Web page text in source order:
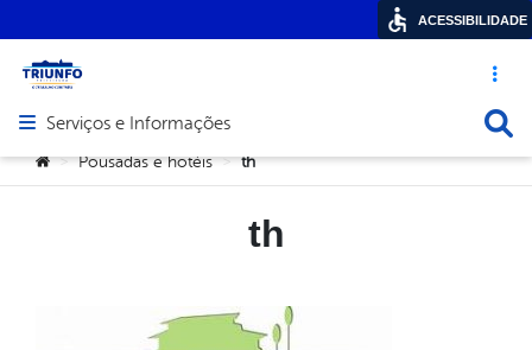
Acesso
Abrir menu principal de navegação
Serviços e Informações
Você está aqui:
> Pousadas e hotéis > th
th
ACESSIBILIDADE